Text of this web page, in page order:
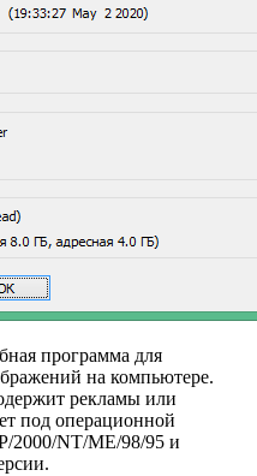
программа для
на компьютере.
рекламы или
под операционной
2000/NT/ME/98/95 и